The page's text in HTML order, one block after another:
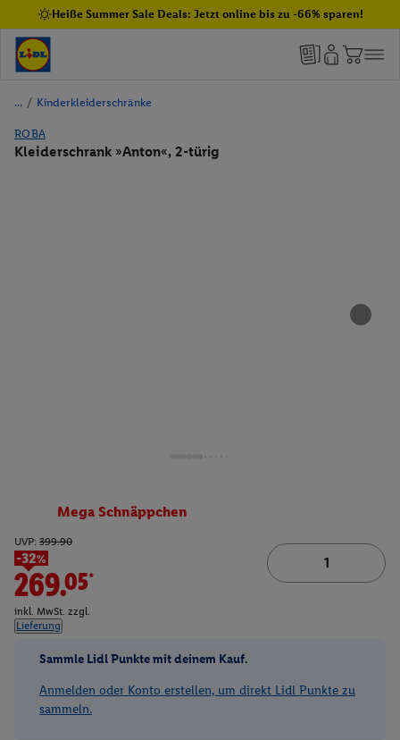
Heiße Summer Sale Deals: Jetzt online bis zu -66% sparen!
/ Kinderkleiderschränke
ROBA
Kleiderschrank »Anton«, 2-türig
Mega Schnäppchen
UVP: 399.90
-32%
269.05*
inkl. MwSt. zzgl.
Lieferung
Sammle Lidl Punkte mit deinem Kauf.
Anmelden oder Konto erstellen, um direkt Lidl Punkte zu
sammeln.